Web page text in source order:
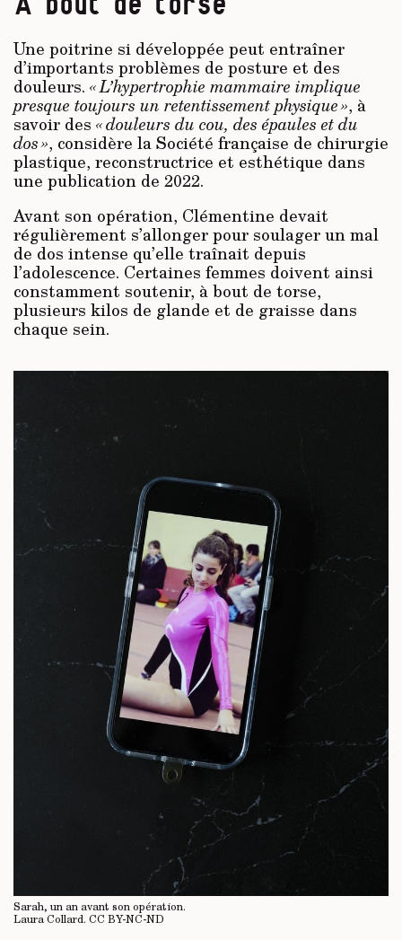
À bout de torse
Une poitrine si développée peut entraîner
d’importants problèmes de posture et des
douleurs. « L’hypertrophie mammaire implique
presque toujours un retentissement physique », à
savoir des « douleurs du cou, des épaules et du
dos », considère la Société française de chirurgie
plastique, reconstructrice et esthétique dans
une publication de 2022.
Avant son opération, Clémentine devait
régulièrement s’allonger pour soulager un mal
de dos intense qu’elle traînait depuis
l’adolescence. Certaines femmes doivent ainsi
constamment soutenir, à bout de torse,
plusieurs kilos de glande et de graisse dans
chaque sein.
Sarah, un an avant son opération.
Laura Collard. CC BY-NC-ND